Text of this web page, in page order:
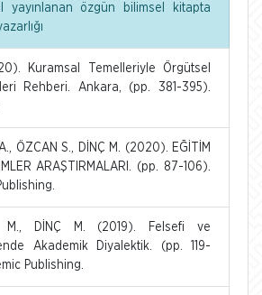
yayınlanan özgün bilimsel kitapta
Kuramsal Temelleriyle Örgütsel
Rehberi. Ankara, (pp. 381-395).
ÖZCAN S., DİNÇ M. (2020). EĞİTİM
ARAŞTIRMALARI. (pp. 87-106).
M., DİNÇ M. (2019). Felsefi ve
Akademik Diyalektik. (pp. 119-
Publishing.